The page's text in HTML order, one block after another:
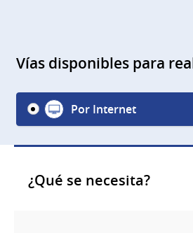
Vías disponibles para
Por Internet
¿Qué se necesita?